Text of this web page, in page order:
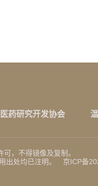
药研究开发协会
，不得镜像及复制。
出处均已注明。
京ICP备